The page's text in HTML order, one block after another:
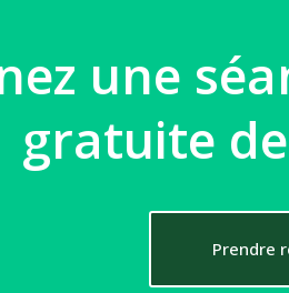
une
gratuite
Prendre